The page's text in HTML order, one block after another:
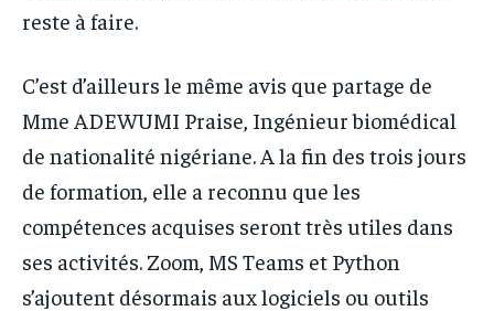
reste à faire.
C’est d’ailleurs le même avis que partage de
Mme ADEWUMI Praise, Ingénieur biomédical
de nationalité nigériane. A la fin des trois jours
de formation, elle a reconnu que les
compétences acquises seront très utiles dans
ses activités. Zoom, MS Teams et Python
s’ajoutent désormais aux logiciels ou outils